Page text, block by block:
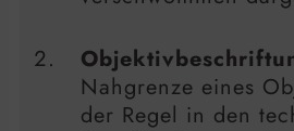
Nahgrenze eines
der Regel in den